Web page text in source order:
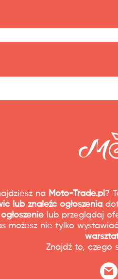
na Moto-Trade.pl ?
lub znaleźć ogłoszenia
lub przeglądaj
możesz nie tylko
Znajdź to, czego